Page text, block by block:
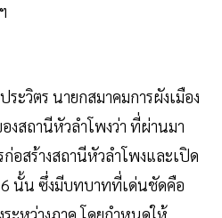
ะวิตร นายกสมาคมการผังเมือง
งสถานีหัวลำโพงว่า ที่ผ่านมา
อสร้างสถานีหัวลำโพงและเปิด
6 นั้น ซึ่งมีบทบาทที่เด่นชัดคือ